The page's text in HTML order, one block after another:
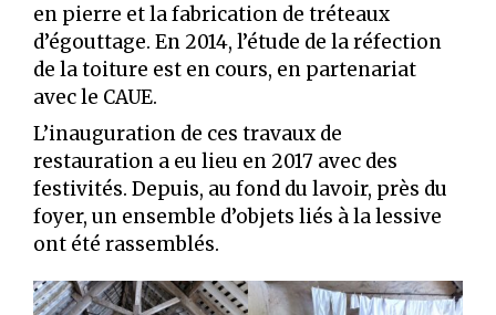
en pierre et la fabrication de tréteaux
d’égouttage. En 2014, l’étude de la réfection
de la toiture est en cours, en partenariat
avec le CAUE.
L’inauguration de ces travaux de
restauration a eu lieu en 2017 avec des
festivités. Depuis, au fond du lavoir, près du
foyer, un ensemble d’objets liés à la lessive
ont été rassemblés.